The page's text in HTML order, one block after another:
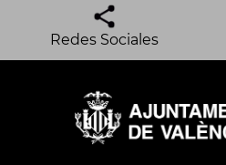
Redes Sociales